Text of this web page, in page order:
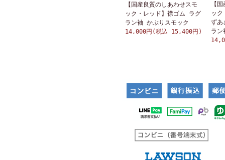
【国産良質のしあわせスモ
ック・レッド】襟ゴム ラグ
ラン袖 かぶりスモック
14,000円(税込 15,400円)
【
ッ
ずあ
ラン